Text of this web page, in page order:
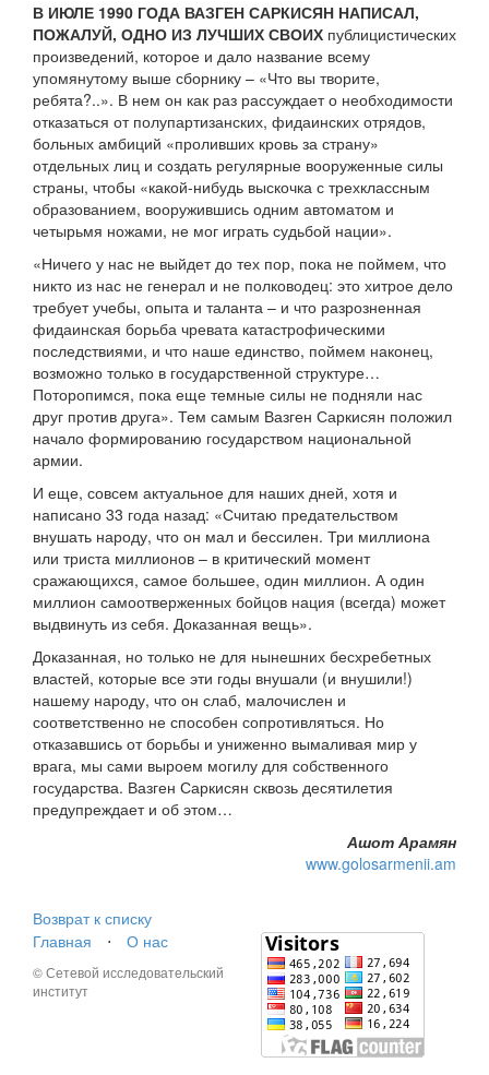
В ИЮЛЕ 1990 ГОДА ВАЗГЕН САРКИСЯН НАПИСАЛ,
ПОЖАЛУЙ, ОДНО ИЗ ЛУЧШИХ СВОИХ публицистических
произведений, которое и дало название всему
упомянутому выше сборнику – «Что вы творите,
ребята?..». В нем он как раз рассуждает о необходимости
отказаться от полупартизанских, фидаинских отрядов,
больных амбиций «проливших кровь за страну»
отдельных лиц и создать регулярные вооруженные силы
страны, чтобы «какой-нибудь выскочка с трехклассным
образованием, вооружившись одним автоматом и
четырьмя ножами, не мог играть судьбой нации».
«Ничего у нас не выйдет до тех пор, пока не поймем, что
никто из нас не генерал и не полководец: это хитрое дело
требует учебы, опыта и таланта – и что разрозненная
фидаинская борьба чревата катастрофическими
последствиями, и что наше единство, поймем наконец,
возможно только в государственной структуре…
Поторопимся, пока еще темные силы не подняли нас
друг против друга». Тем самым Вазген Саркисян положил
начало формированию государством национальной
армии.
И еще, совсем актуальное для наших дней, хотя и
написано 33 года назад: «Считаю предательством
внушать народу, что он мал и бессилен. Три миллиона
или триста миллионов – в критический момент
сражающихся, самое большее, один миллион. А один
миллион самоотверженных бойцов нация (всегда) может
выдвинуть из себя. Доказанная вещь».
Доказанная, но только не для нынешних бесхребетных
властей, которые все эти годы внушали (и внушили!)
нашему народу, что он слаб, малочислен и
соответственно не способен сопротивляться. Но
отказавшись от борьбы и униженно вымаливая мир у
врага, мы сами выроем могилу для собственного
государства. Вазген Саркисян сквозь десятилетия
предупреждает и об этом…
Ашот Арамян
www.golosarmenii.am
Возврат к списку
Главная
⋅ О нас
© Сетевой исследовательский
институт